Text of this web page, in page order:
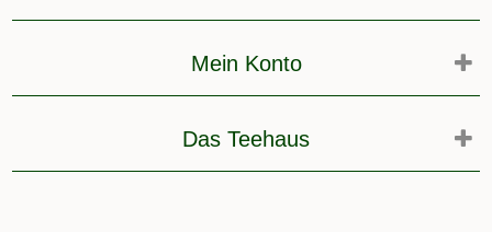
Mein Konto
Das Teehaus